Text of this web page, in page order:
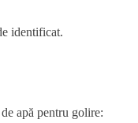
identificat.
apă pentru golire: